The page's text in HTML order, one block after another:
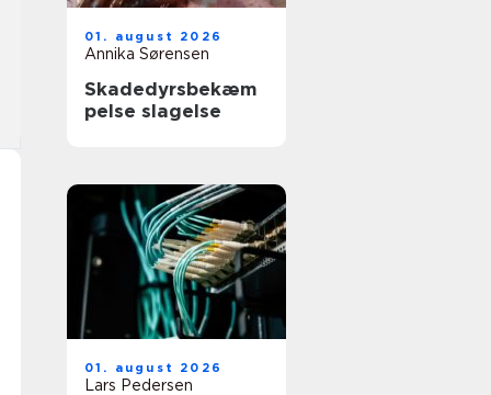
01. august 2026
Annika Sørensen
Skadedyrsbekæm
pelse slagelse
01. august 2026
Lars Pedersen